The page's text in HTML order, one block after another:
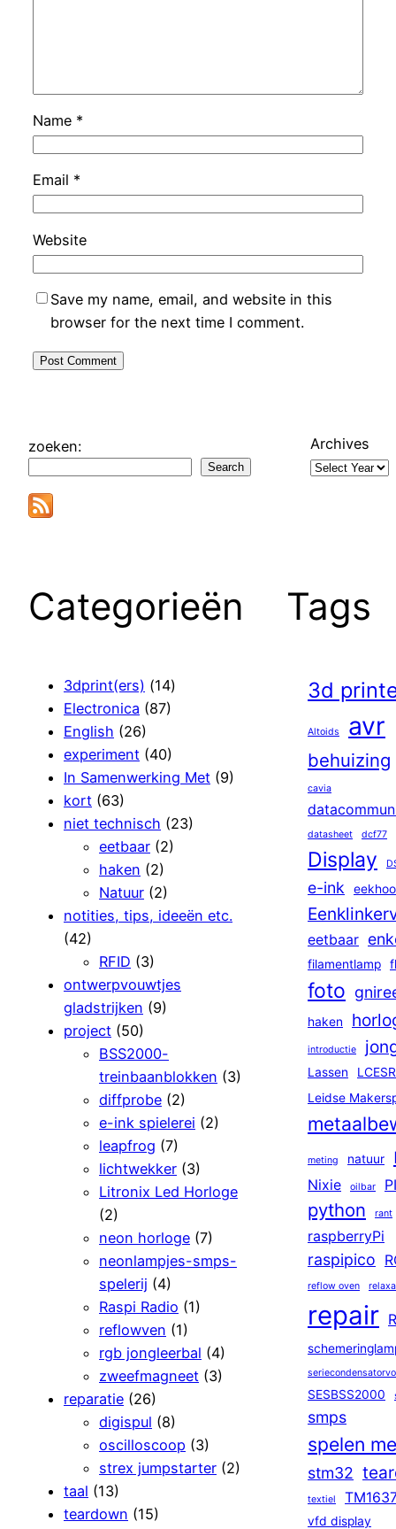
Name *
Email *
Website
Save my name, email, and website in this
browser for the next time I comment.
zoeken:
Search
Archives
Categorieën
3dprint(ers) (14)
Electronica (87)
English (26)
experiment (40)
In Samenwerking Met (9)
kort (63)
niet technisch (23)
eetbaar (2)
haken (2)
Natuur (2)
notities, tips, ideeën etc.
(42)
RFID (3)
ontwerpvouwtjes
gladstrijken (9)
project (50)
BSS2000-
treinbaanblokken (3)
diffprobe (2)
e-ink spielerei (2)
leapfrog (7)
lichtwekker (3)
Litronix Led Horloge
(2)
neon horloge (7)
neonlampjes-smps-
spelerij (4)
Raspi Radio (1)
reflowven (1)
rgb jongleerbal (4)
zweefmagneet (3)
reparatie (26)
digispul (8)
oscilloscoop (3)
strex jumpstarter (2)
taal (13)
teardown (15)
Tags
3d
Altoids avr
behuizing
cavia
datasheet dcf77
Display
e-ink
eetbaar
filamentlamp
foto
haken
introductie
Lassen
Leidse
meting natuur
Nixie oilbar
python rant
raspberryPi
raspipico
reflow oven
repair
SESBSS2000
smps
spelen
stm32
textiel
vfd display